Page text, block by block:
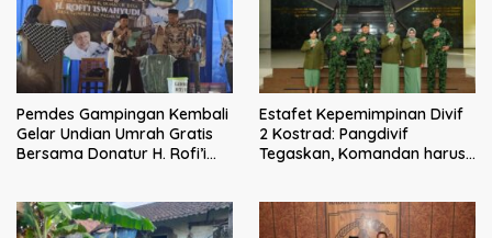
Pemdes Gampingan Kembali
Gelar Undian Umrah Gratis
Bersama Donatur H. Rofi’i
Estafet Kepemimpinan Divif
2 Kostrad: Pangdivif
Tegaskan, Komandan harus